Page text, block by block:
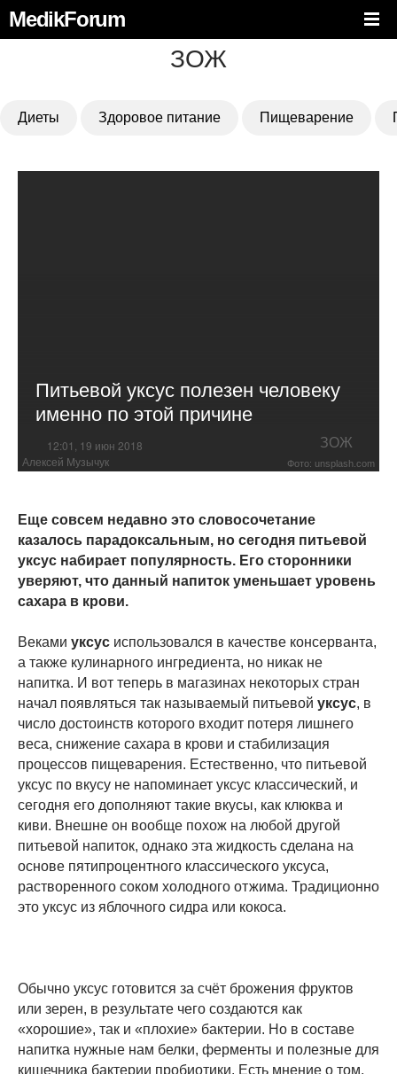
MedikForum
ЗОЖ
Диеты Здоровое питание Пищеварение
Питьевой уксус полезен человеку
именно по этой причине
12:01, 19 июн 2018 ЗОЖ
Алексей Музычук Фото: unsplash.com
Еще совсем недавно это словосочетание
казалось парадоксальным, но сегодня питьевой
уксус набирает популярность. Его сторонники
уверяют, что данный напиток уменьшает уровень
сахара в крови.
Веками уксус использовался в качестве консерванта,
а также кулинарного ингредиента, но никак не
напитка. И вот теперь в магазинах некоторых стран
начал появляться так называемый питьевой уксус, в
число достоинств которого входит потеря лишнего
веса, снижение сахара в крови и стабилизация
процессов пищеварения. Естественно, что питьевой
уксус по вкусу не напоминает уксус классический, и
сегодня его дополняют такие вкусы, как клюква и
киви. Внешне он вообще похож на любой другой
питьевой напиток, однако эта жидкость сделана на
основе пятипроцентного классического уксуса,
растворенного соком холодного отжима. Традиционно
это уксус из яблочного сидра или кокоса.
Обычно уксус готовится за счёт брожения фруктов
или зерен, в результате чего создаются как
«хорошие», так и «плохие» бактерии. Но в составе
напитка нужные нам белки, ферменты и полезные для
кишечника бактерии пробиотики. Есть мнение о том,